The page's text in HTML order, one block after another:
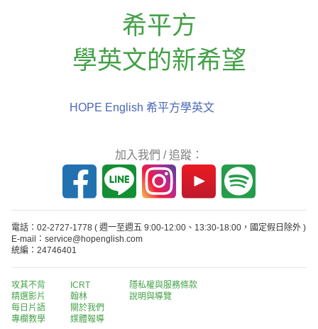
希平方
學英文的新希望
HOPE English 希平方學英文
加入我們 / 追蹤：
電話：02-2727-1778 ( 週一至週五 9:00-12:00、13:30-18:00，國定假日除外 )
E-mail：service@hopenglish.com
統編：24746401
攻其不背
精選影片
每日片語
專欄教學
ICRT
翰林
關於我們
媒體報導
隱私權與服務條款
說明與導覽